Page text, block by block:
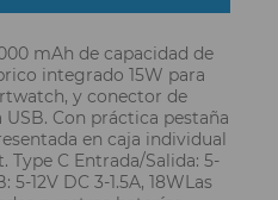
mAh de capacidad de
integrado 15W para
y conector de
Con práctica pestaña
en caja individual
C Entrada/Salida: 5-
5-12V DC 3-1.5A, 18WLas